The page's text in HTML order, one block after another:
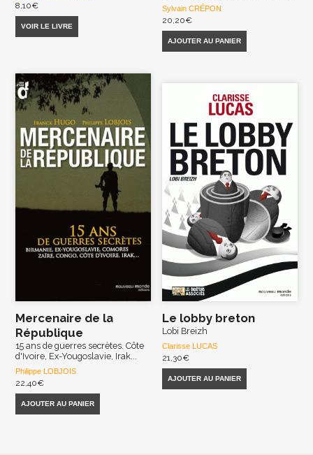
8,10€
VOIR LE LIVRE
Sylvain CRÉPON
20,20€
AJOUTER AU PANIER
Mercenaire de la
République
15 ans de guerres secrètes. Côte
d'Ivoire, Ex-Yougoslavie, Irak...
Philippe LOBJOIS
22,40€
AJOUTER AU PANIER
Le lobby breton
Lobi Breizh
Clarisse LUCAS
21,30€
AJOUTER AU PANIER